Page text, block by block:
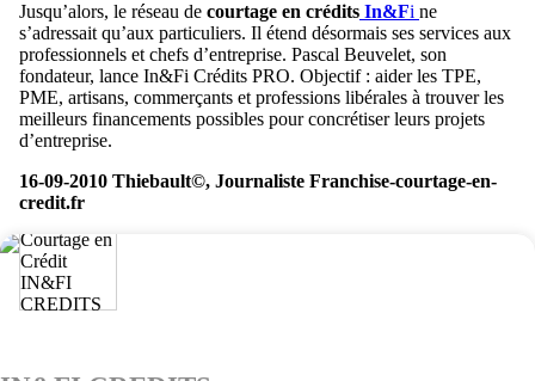
Jusqu’alors, le réseau de courtage en crédits In&Fi ne
s’adressait qu’aux particuliers. Il étend désormais ses services aux
professionnels et chefs d’entreprise. Pascal Beuvelet, son
fondateur, lance In&Fi Crédits PRO. Objectif : aider les TPE,
PME, artisans, commerçants et professions libérales à trouver les
meilleurs financements possibles pour concrétiser leurs projets
d’entreprise.
16-09-2010 Thiebault©, Journaliste Franchise-courtage-en-
credit.fr